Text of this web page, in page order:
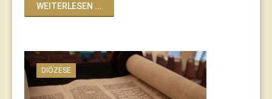
WEITERLESEN ...
DIÖZESE